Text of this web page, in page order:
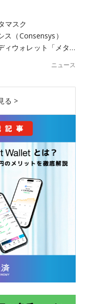
マスク
（Consensys）
ィウォレット「メタ…
ニュース
る >